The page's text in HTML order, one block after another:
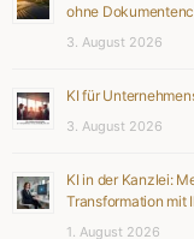
ohne
3. August 2026
KI für
3. August 2026
KI in der Kanzlei:
Transformation mit
1. August 2026